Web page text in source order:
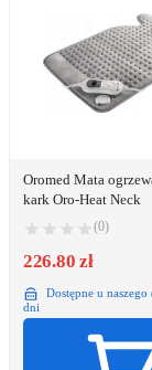
Oromed Mata
kark Oro-Heat Neck
(0)
226.80 zł
Dostępne u naszego
dni